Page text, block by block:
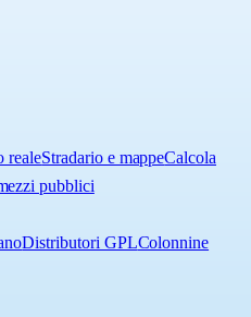
realeStradario e mappeCalcola
pubblici
Distributori GPLColonnine